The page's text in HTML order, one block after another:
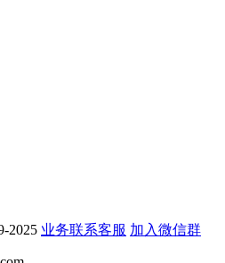
2025 业务联系客服 加入微信群